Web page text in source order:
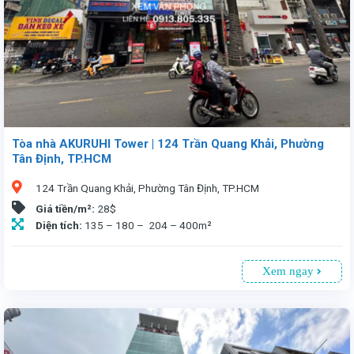
Tòa nhà AKURUHI Tower | 124 Trần Quang Khải, Phường
Tân Định, TP.HCM
124 Trần Quang Khải, Phường Tân Định, TP.HCM
Giá tiền/m²: 28$
Diện tích: 135 – 180 – 204 – 400m²
Xem ngay